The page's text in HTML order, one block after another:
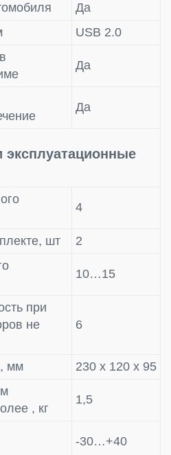
Да
USB 2.0
Да
Да
эксплуатационные
4
шт
2
10…15
при
не
6
мм
230 х 120 х 95
, кг
1,5
-30…+40